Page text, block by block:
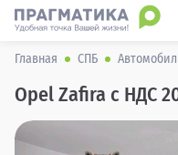
Главная СПБ
Opel Zafira с НДС